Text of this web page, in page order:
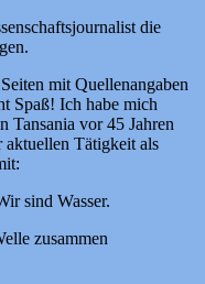
die
mit Quellenangaben
Spaß! Ich habe mich
Tansania vor 45 Jahren
Tätigkeit als
sind Wasser.
zusammen